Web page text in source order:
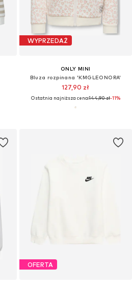
WYPRZEDAŻ
ONLY MINI
Bluza rozpinana 'KMGLEONORA'
127,90 zł
Ostatnia najniższa cena:144,90 zł-11%
OFERTA